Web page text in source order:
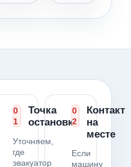
0
1
Точка
остановки
Уточняем,
где
эвакуатор
0
2
Контакт
на
месте
Если
машину